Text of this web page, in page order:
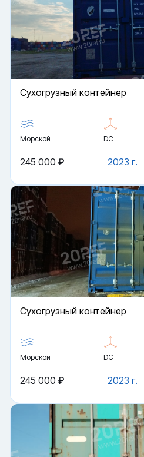
Cухогрузный контейнер
Морской DC
2023 г.
245 000 ₽
Cухогрузный контейнер
Морской DC
2023 г.
245 000 ₽